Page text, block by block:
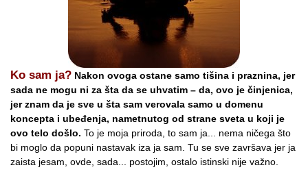
Ko sam ja? Nakon ovoga ostane samo tišina i praznina, jer
sada ne mogu ni za šta da se uhvatim – da, ovo je činjenica,
jer znam da je sve u šta sam verovala samo u domenu
koncepta i ubeđenja, nametnutog od strane sveta u koji je
ovo telo došlo. To je moja priroda, to sam ja... nema ničega što
bi moglo da popuni nastavak iza ja sam. Tu se sve završava jer ja
zaista jesam, ovde, sada... postojim, ostalo istinski nije važno.